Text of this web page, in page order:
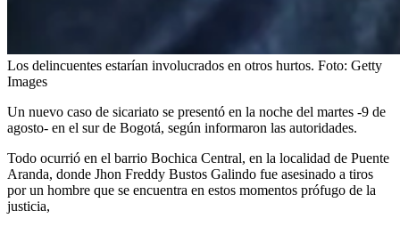
Los delincuentes estarían involucrados en otros hurtos. Foto: Getty
Images
Un nuevo caso de sicariato se presentó en la noche del martes -9 de
agosto- en el sur de Bogotá, según informaron las autoridades.
Todo ocurrió en el barrio Bochica Central, en la localidad de Puente
Aranda, donde Jhon Freddy Bustos Galindo fue asesinado a tiros
por un hombre que se encuentra en estos momentos prófugo de la
justicia,